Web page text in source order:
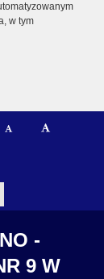
w tym
-
9 W